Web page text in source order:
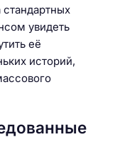
увидеть
её
историй,